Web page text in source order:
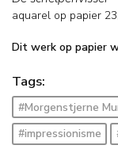
aquarel op papier
Dit werk op papier
Tags:
#Morgenstjerne
#impressionisme